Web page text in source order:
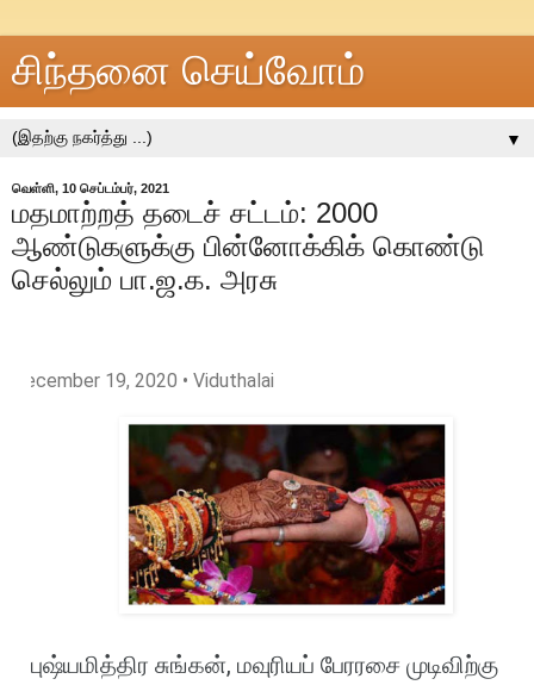
சிந்தனை செய்வோம்
▼
வெள்ளி, 10 செப்டம்பர், 2021
மதமாற்றத் தடைச் சட்டம்: 2000
ஆண்டுகளுக்கு பின்னோக்கிக் கொண்டு
செல்லும் பா.ஜ.க. அரசு
December 19, 2020 • Viduthalai
புஷ்யமித்திர சுங்கன், மவுரியப் பேரரசை முடிவிற்கு